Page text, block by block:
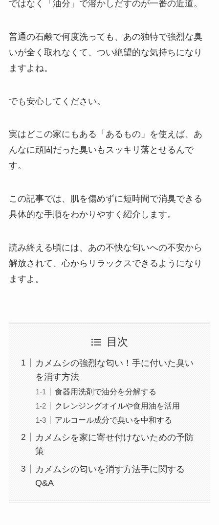
ではなく「油分」で溶かしだすのが一番の近道。
普通の石鹸で何度洗っても、あの独特で強烈な臭
いが全く取れなくて、つい絶望的な気持ちになり
ますよね。
でも安心してください。
実はどこの家にもある「あるもの」を使えば、あ
んなに頑固だった臭いもスッキリ落とせるんで
す。
この記事では、肌を傷めずに短時間で消臭できる
具体的な手順をわかりやすく紹介します。
読み終える頃には、あの不快な匂いへの不安から
解放されて、心からリラックスできるようになり
ますよ。
目次
カメムシの強烈な匂い！手に付いた臭い
を消す方法
食器用洗剤で油分を分解する
クレンジングオイルや食用油を活用
アルコール成分で臭いを中和する
カメムシを家に寄せ付けないための予防
策
カメムシの匂いを消す方法手に関する
Q&A